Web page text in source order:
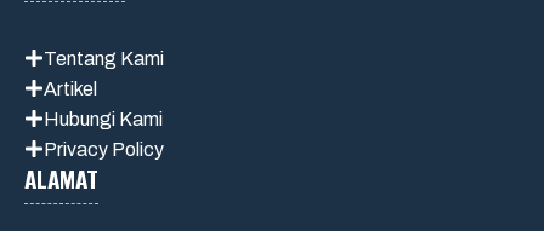
Tentang Kami
Artikel
Hubungi Kami
Privacy Policy
ALAMAT